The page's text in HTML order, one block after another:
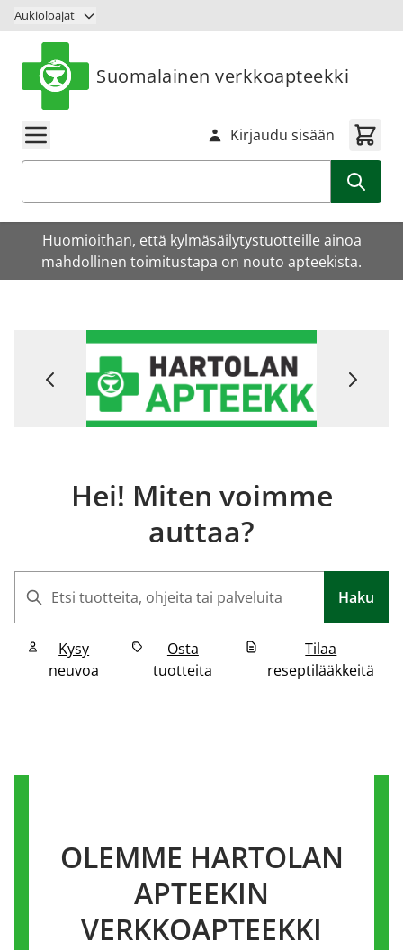
Siirry sisältöön
Aukioloajat
Suomalainen verkkoapteekki
Kirjaudu sisään
Huomioithan, että kylmäsäilytystuotteille ainoa
mahdollinen toimitustapa on nouto apteekista.
Hei! Miten voimme
auttaa?
Haku
Kysy
neuvoa
Osta
tuotteita
Tilaa
reseptilääkkeitä
OLEMME HARTOLAN
APTEEKIN
VERKKOAPTEEKKI